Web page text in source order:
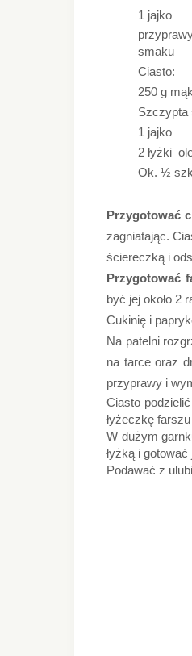
1 jajko
smaku
Ciasto:
250 g
Szczypta
1 jajko
2 łyżki
Ok. ½
Przygotować
zagniatając.
ściereczką i
Przygotować
być jej około 2
Cukinię i
Na patelni
na tarce oraz
przyprawy i
Ciasto
łyżeczkę
W dużym
łyżką i gotować
Podawać z